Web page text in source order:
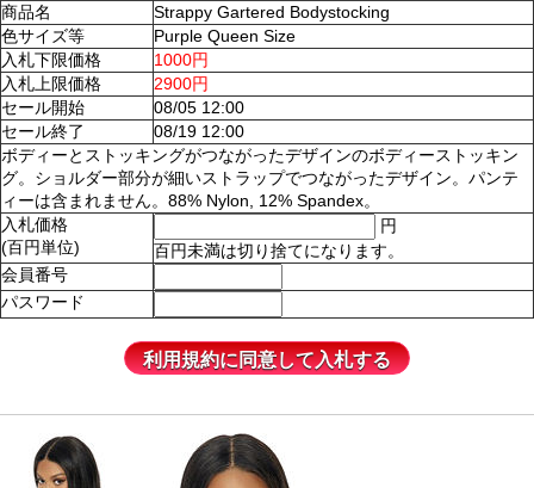
商品名
Strappy Gartered Bodystocking
色サイズ等
Purple Queen Size
入札下限価格
1000円
入札上限価格
2900円
セール開始
08/05 12:00
セール終了
08/19 12:00
ボディーとストッキングがつながったデザインのボディーストッキン
グ。ショルダー部分が細いストラップでつながったデザイン。パンテ
ィーは含まれません。88% Nylon, 12% Spandex。
入札価格
(百円単位)
円
百円未満は切り捨てになります。
会員番号
パスワード